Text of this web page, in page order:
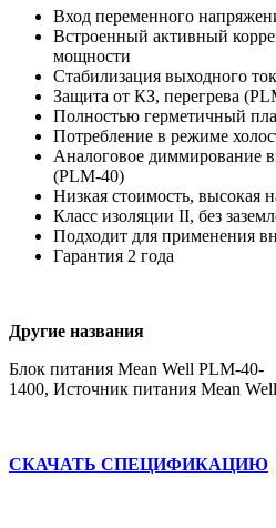
Вход переменного
Встроенный активный
мощности
Стабилизация выходного
Защита от КЗ, перегрева
Полностью герметичный
Потребление в режиме
Аналоговое диммирование
(PLM-40)
Низкая стоимость, высокая
Класс изоляции II, без
Подходит для применения
Гарантия 2 года
Другие названия
Блок питания Mean Well PLM-40-
1400, Источник питания Mean
СКАЧАТЬ СПЕЦИФИКАЦИЮ